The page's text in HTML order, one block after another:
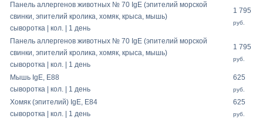
Панель аллергенов животных № 70 IgE (эпителий морской
свинки, эпителий кролика, хомяк, крыса, мышь)
сыворотка | кол. | 1 день
1 795
руб.
Панель аллергенов животных № 70 IgE (эпителий морской
свинки, эпителий кролика, хомяк, крыса, мышь)
сыворотка | кол. | 1 день
1 795
руб.
Мышь IgE, E88
сыворотка | кол. | 1 день
625
руб.
Хомяк (эпителий) IgE, E84
сыворотка | кол. | 1 день
625
руб.